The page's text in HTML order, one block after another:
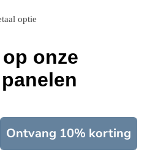
onze
Ontvang 10% korting